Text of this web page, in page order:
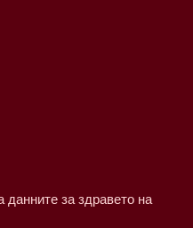
данните за здравето на